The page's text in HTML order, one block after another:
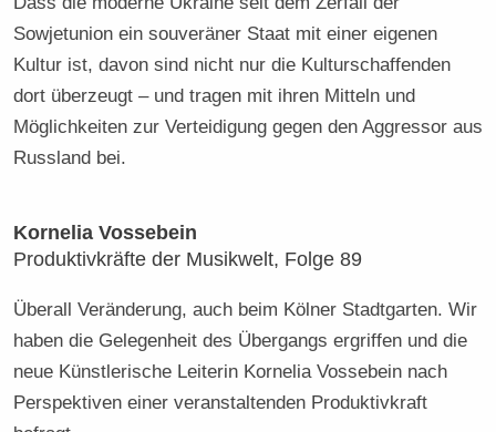
Sowjetunion ein souveräner Staat mit einer eigenen
Kultur ist, davon sind nicht nur die Kulturschaffenden
dort überzeugt – und tragen mit ihren Mitteln und
Möglichkeiten zur Verteidigung gegen den Aggressor aus
Russland bei.
Kornelia Vossebein
Produktivkräfte der Musikwelt, Folge 89
Überall Veränderung, auch beim Kölner Stadtgarten. Wir
haben die Gelegenheit des Übergangs ergriffen und die
neue Künstlerische Leiterin Kornelia Vossebein nach
Perspektiven einer veranstaltenden Produktivkraft